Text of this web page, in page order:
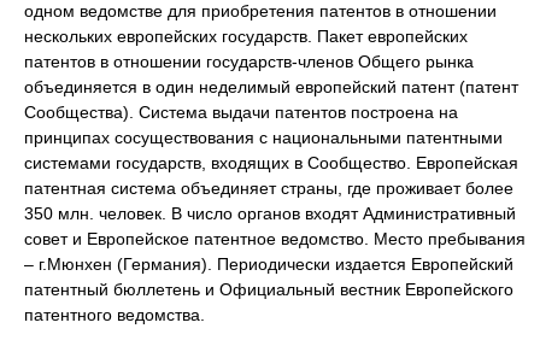
одном ведомстве для приобретения патентов в отношении
нескольких европейских государств. Пакет европейских
патентов в отношении государств-членов Общего рынка
объединяется в один неделимый европейский патент (патент
Сообщества). Система выдачи патентов построена на
принципах сосуществования с национальными патентными
системами государств, входящих в Сообщество. Европейская
патентная система объединяет страны, где проживает более
350 млн. человек. В число органов входят Административный
совет и Европейское патентное ведомство. Место пребывания
– г.Мюнхен (Германия). Периодически издается Европейский
патентный бюллетень и Официальный вестник Европейского
патентного ведомства.